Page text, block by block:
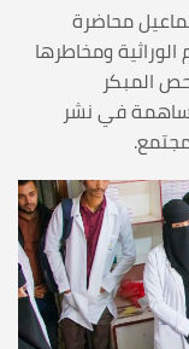
محاضرة
ومخاطرها
المبكر
في نشر